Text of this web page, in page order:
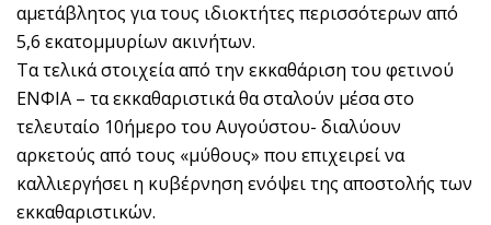
αμετάβλητος για τους ιδιοκτήτες περισσότερων από
5,6 εκατομμυρίων ακινήτων.
Τα τελικά στοιχεία από την εκκαθάριση του φετινού
ΕΝΦΙΑ – τα εκκαθαριστικά θα σταλούν μέσα στο
τελευταίο 10ήμερο του Αυγούστου- διαλύουν
αρκετούς από τους «μύθους» που επιχειρεί να
καλλιεργήσει η κυβέρνηση ενόψει της αποστολής των
εκκαθαριστικών.